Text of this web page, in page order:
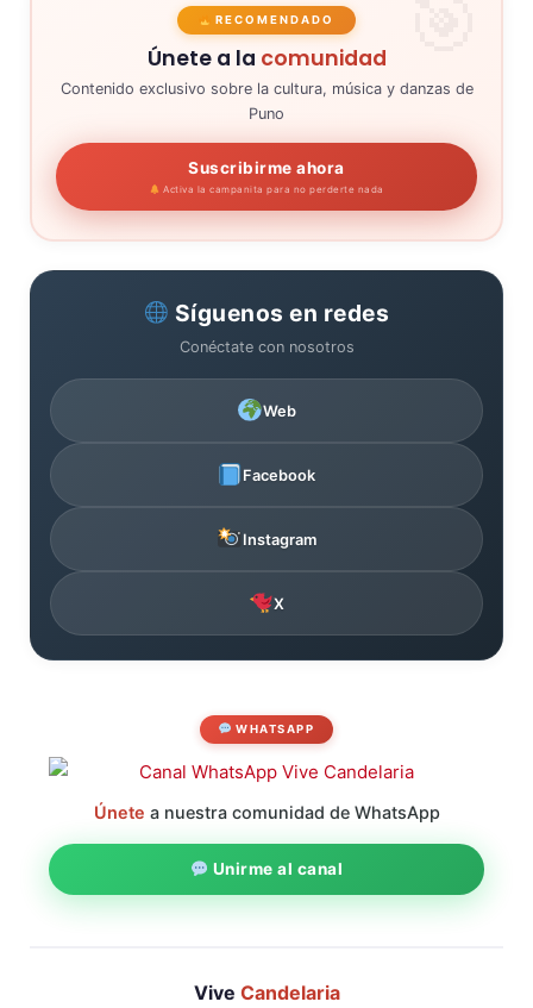
RECOMENDADO
Únete a la comunidad
Contenido exclusivo sobre la cultura, música y danzas de
Puno
Suscribirme ahora
Activa la campanita para no perderte nada
Síguenos en redes
Conéctate con nosotros
Web
Facebook
Instagram
X
WHATSAPP
Únete a nuestra comunidad de WhatsApp
Unirme al canal
Vive Candelaria